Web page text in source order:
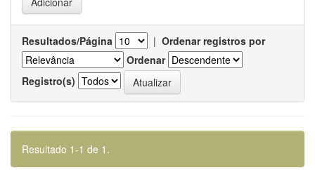
Resultados/Página | Ordenar registros por
Ordenar
Registro(s)
Resultado 1-1 de 1.